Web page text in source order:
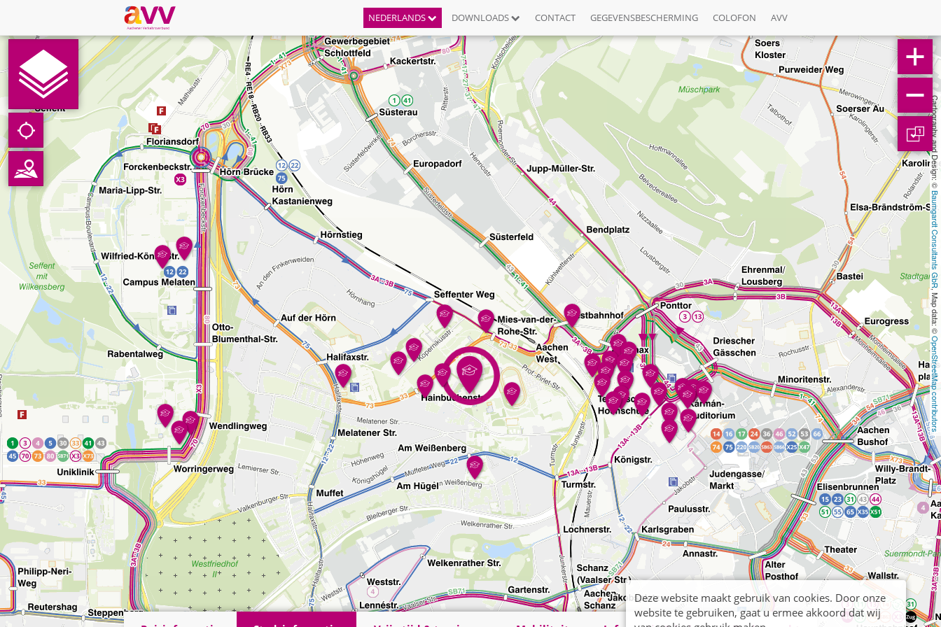
NEDERLANDS DOWNLOADS CONTACT GEGEVENSBESCHERMING COLOFON AVV
Cartography and Design: ©
Baumgardt Consultants GbR
, Map data: ©
OpenStreetMap contributors
1
Deze website maakt gebruik van cookies. Door onze
website te gebruiken, gaat u ermee akkoord dat wij